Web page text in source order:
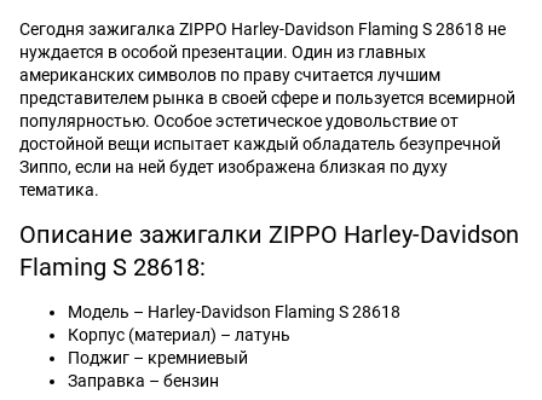
Сегодня зажигалка ZIPPO Harley-Davidson Flaming S 28618 не
нуждается в особой презентации. Один из главных
американских символов по праву считается лучшим
представителем рынка в своей сфере и пользуется всемирной
популярностью. Особое эстетическое удовольствие от
достойной вещи испытает каждый обладатель безупречной
Зиппо, если на ней будет изображена близкая по духу
тематика.
Описание зажигалки ZIPPO Harley-Davidson
Flaming S 28618:
Модель – Harley-Davidson Flaming S 28618
Корпус (материал) – латунь
Поджиг – кремниевый
Заправка – бензин